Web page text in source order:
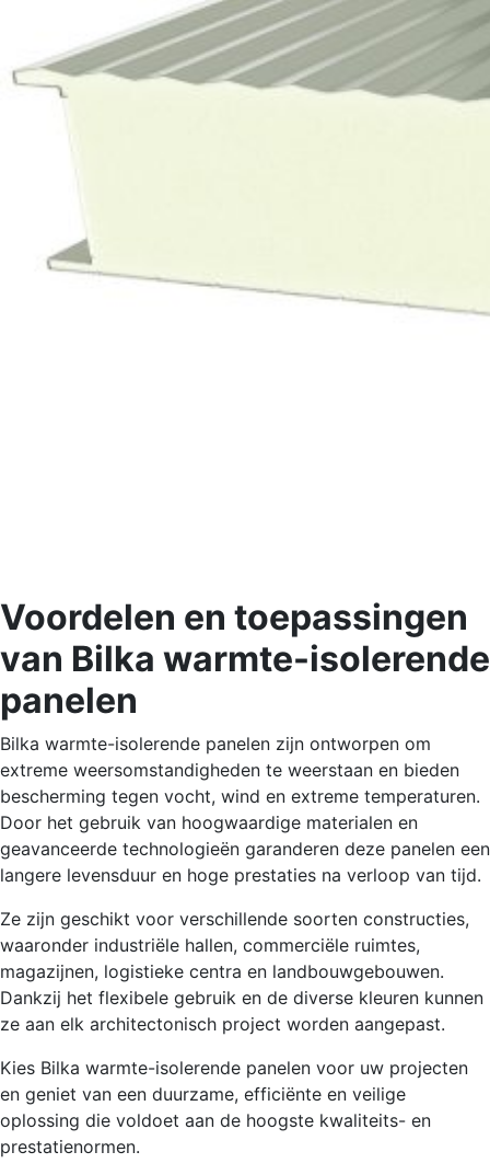
Voordelen en toepassingen
van Bilka warmte-isolerende
panelen
Bilka warmte-isolerende panelen zijn ontworpen om
extreme weersomstandigheden te weerstaan en bieden
bescherming tegen vocht, wind en extreme temperaturen.
Door het gebruik van hoogwaardige materialen en
geavanceerde technologieën garanderen deze panelen een
langere levensduur en hoge prestaties na verloop van tijd.
Ze zijn geschikt voor verschillende soorten constructies,
waaronder industriële hallen, commerciële ruimtes,
magazijnen, logistieke centra en landbouwgebouwen.
Dankzij het flexibele gebruik en de diverse kleuren kunnen
ze aan elk architectonisch project worden aangepast.
Kies Bilka warmte-isolerende panelen voor uw projecten
en geniet van een duurzame, efficiënte en veilige
oplossing die voldoet aan de hoogste kwaliteits- en
prestatienormen.